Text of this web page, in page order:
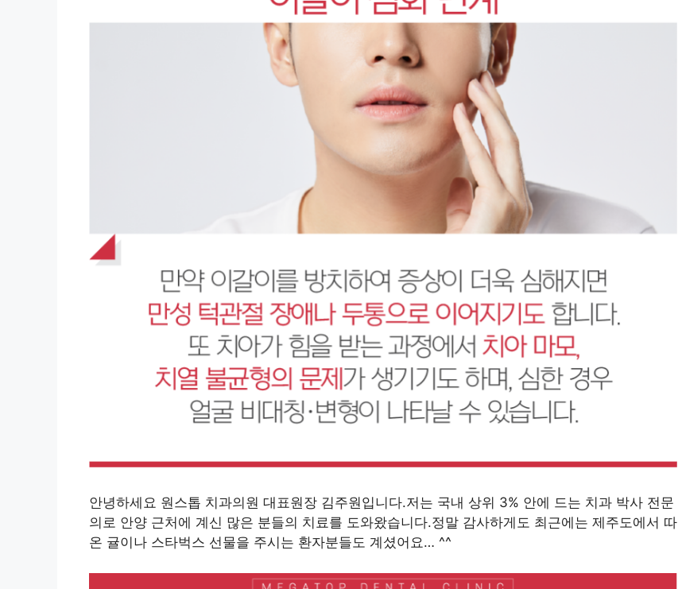
안녕하세요 원스톱 치과의원 대표원장 김주원입니다.저는 국내 상위 3% 안에 드는 치과 박사 전문
의로 안양 근처에 계신 많은 분들의 치료를 도와왔습니다.정말 감사하게도 최근에는 제주도에서 따
온 귤이나 스타벅스 선물을 주시는 환자분들도 계셨어요… ^^